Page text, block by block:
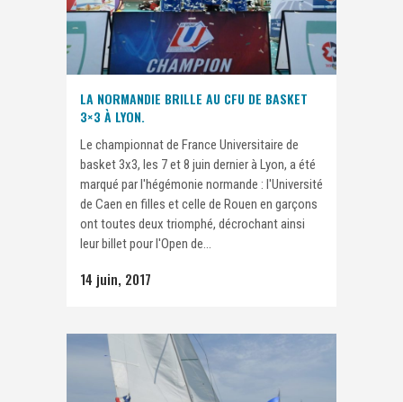
LA NORMANDIE BRILLE AU CFU DE BASKET
3×3 À LYON.
Le championnat de France Universitaire de
basket 3x3, les 7 et 8 juin dernier à Lyon, a été
marqué par l'hégémonie normande : l'Université
de Caen en filles et celle de Rouen en garçons
ont toutes deux triomphé, décrochant ainsi
leur billet pour l'Open de...
14 juin, 2017